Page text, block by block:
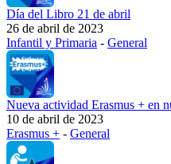
Día del Libro 21 de abril
26 de abril de 2023
Infantil y Primaria - General
Nueva actividad Erasmus + en
10 de abril de 2023
Erasmus + - General